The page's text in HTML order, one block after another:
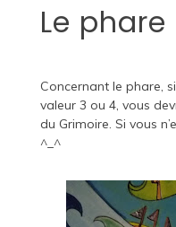
Le phare
Concernant le phare,
valeur 3 ou 4, vous
du Grimoire. Si vous
^_^